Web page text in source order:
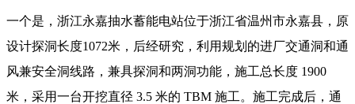
一个是，浙江永嘉抽水蓄能电站位于浙江省温州市永嘉县，原
设计探洞长度1072米，后经研究，利用规划的进厂交通洞和通
风兼安全洞线路，兼具探洞和两洞功能，施工总长度 1900
米，采用一台开挖直径 3.5 米的 TBM 施工。施工完成后，通